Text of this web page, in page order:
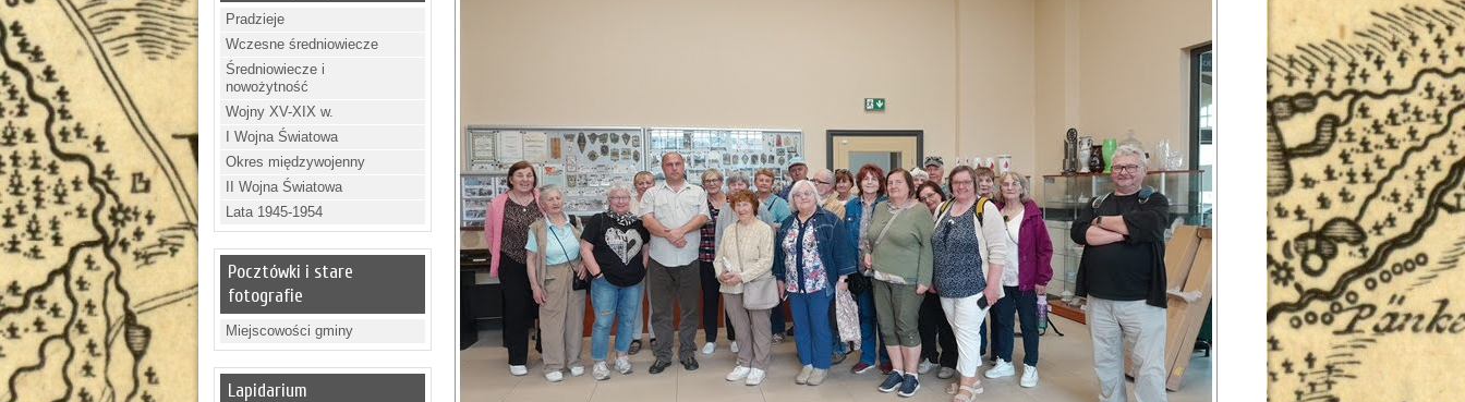
Pradzieje
Wczesne średniowiecze
Średniowiecze i
nowożytność
Wojny XV-XIX w.
I Wojna Światowa
Okres międzywojenny
II Wojna Światowa
Lata 1945-1954
Pocztówki i stare
fotografie
Miejscowości gminy
Lapidarium